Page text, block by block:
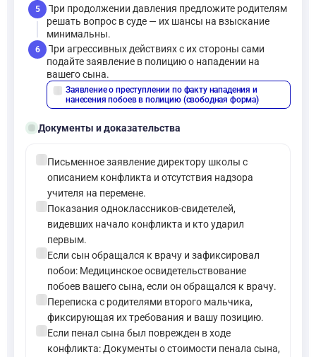
5
При продолжении давления предложите родителям
решать вопрос в суде — их шансы на взыскание
минимальны.
6
При агрессивных действиях с их стороны сами
подайте заявление в полицию о нападении на
вашего сына.
Заявление о преступлении по факту нападения и
нанесения побоев в полицию (свободная форма)
folder_openДокументы и доказательства
check_circleПисьменное заявление директору школы с
описанием конфликта и отсутствия надзора
учителя на перемене.
check_circleПоказания одноклассников-свидетелей,
видевших начало конфликта и кто ударил
первым.
check_circleЕсли сын обращался к врачу и зафиксировал
побои: Медицинское освидетельствование
побоев вашего сына, если он обращался к врачу.
check_circleПереписка с родителями второго мальчика,
фиксирующая их требования и вашу позицию.
check_circleЕсли пенал сына был поврежден в ходе
конфликта: Документы о стоимости пенала сына,